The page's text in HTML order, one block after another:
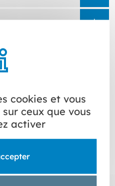
cookies et vous
ceux que vous
activer LES